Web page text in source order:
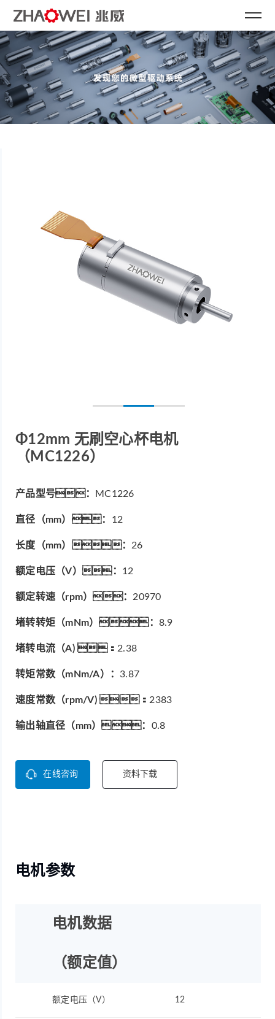
Φ12mm 无刷空心杯电机
（MC1226）
产品型号： MC1226
直径（mm）： 12
长度（mm）： 26
额定电压（V）： 12
额定转速（rpm）： 20970
堵转转矩（mNm）： 8.9
堵转电流（A) ： 2.38
转矩常数（mNm/A）：3.87
速度常数（rpm/V) ： 2383
输出轴直径（mm）： 0.8
在线咨询 资料下载
电机参数
电机数据
（额定值）
额定电压（V） 12